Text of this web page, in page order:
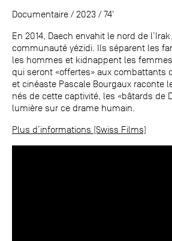
Documentaire / 2023 / 74'
En 2014, Daech envahit le nord de
communauté yézidi. Ils séparent les
les hommes et kidnappent les
qui seront «offertes» aux combattants
et cinéaste Pascale Bourgaux raconte
nés de cette captivité, les «bâtards de
lumière sur ce drame humain.
Plus d’informations (Swiss Films)